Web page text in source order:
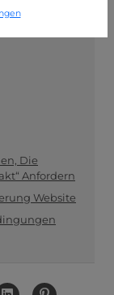
Die
Anfordern
Website